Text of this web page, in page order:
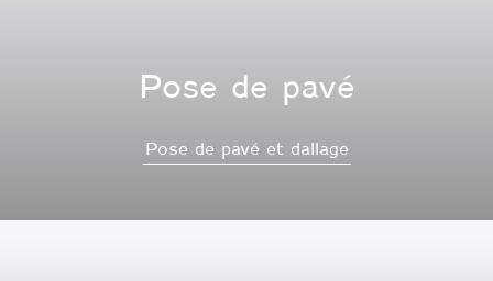
Pose de pavé
Pose de pavé et dallage